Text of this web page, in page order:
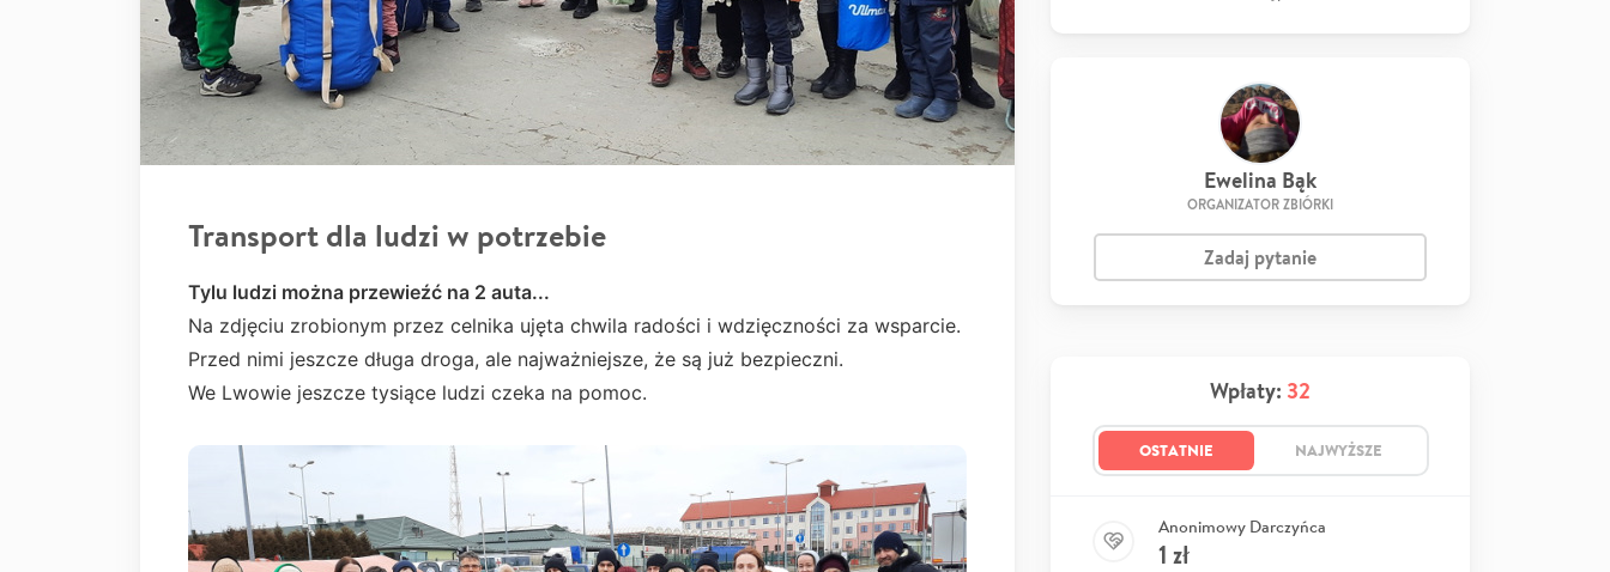
Transport dla ludzi w potrzebie
Tylu ludzi można przewieźć na 2 auta...
Na zdjęciu zrobionym przez celnika ujęta chwila radości i wdzięczności za wsparcie.
Przed nimi jeszcze długa droga, ale najważniejsze, że są już bezpieczni.
We Lwowie jeszcze tysiące ludzi czeka na pomoc.
Ewelina Bąk
ORGANIZATOR ZBIÓRKI
Zadaj pytanie
Wpłaty: 32
OSTATNIE NAJWYŻSZE
Anonimowy Darczyńca
1 zł